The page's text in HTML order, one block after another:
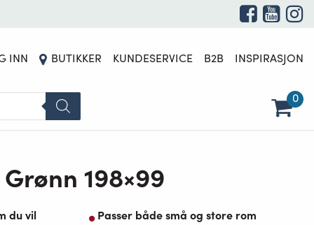
INN BUTIKKER KUNDESERVICE B2B INSPIRASJON
0
198×99
du vil
Passer både små og store rom